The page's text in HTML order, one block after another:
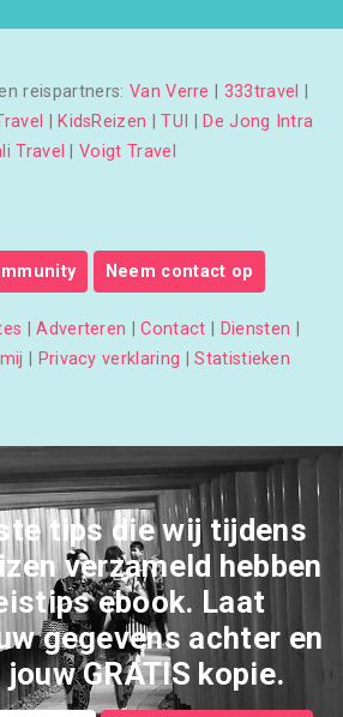
reispartners: Van Verre 333travel
KidsReizen |TUI
De Jong Intra
Travel |Voigt Travel
Neem contact op
|Adverteren |Contact Diensten
Privacy verklaring |Statistieken
tips die wij tijdens
verzameld hebben
ebook. Laat
gegevens achter en
GRATIS kopie.